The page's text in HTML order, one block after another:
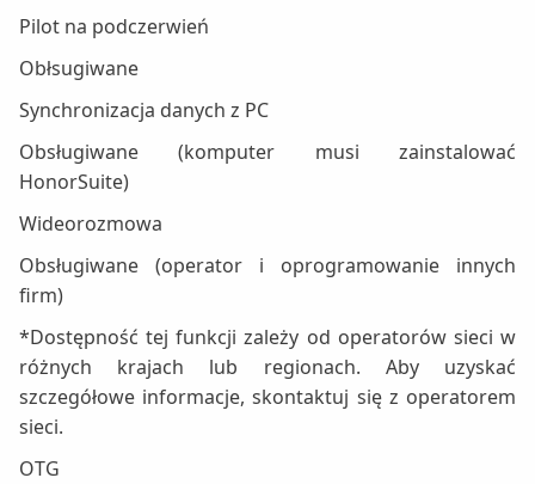
Pilot na podczerwień
Obłsugiwane
Synchronizacja danych z PC
Obsługiwane (komputer musi zainstalować
HonorSuite)
Wideorozmowa
Obsługiwane (operator i oprogramowanie innych
firm)
*Dostępność tej funkcji zależy od operatorów sieci w
różnych krajach lub regionach. Aby uzyskać
szczegółowe informacje, skontaktuj się z operatorem
sieci.
OTG